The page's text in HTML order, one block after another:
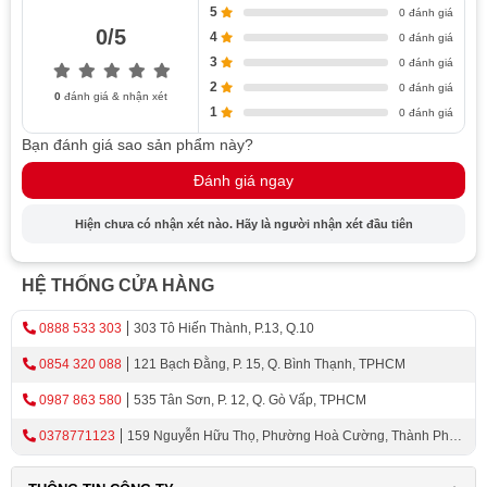
Với khả năng lưu trữ lên đến 100 vân tay, 100 thẻ từ, và
10 mã số, khóa cung cấp sự linh hoạt cho việc quản lý
người dùng.
Tính Năng Nổi Bật
Khóa được cài đặt các tính năng bảo mật và thông minh
để đảm bảo an ninh cho căn biệt thự của bạn. Với chức
năng vô hiệu hóa thẻ bị mất, bạn có thể ngăn chặn việc
cung cấp chức năng cập nhật thông tin, giúp bạn luôn
cập nhật và quản lý thông tin người dùng một cách dễ
dàng và linh hoạt.
từ 40mm đến 90mm và đố cửa lớn hơn 100mm, đảm bảo
0/5
0đánh giá & nhận xét
5 0 đánh giá
4 0 đánh giá
3 0 đánh giá
2 0 đánh giá
1 0 đánh giá
Bạn đánh giá sao sản phẩm này?
Đánh giá ngay
Hiện chưa có nhận xét nào. Hãy là người nhận xét đầu tiên
HỆ THỐNG CỬA HÀNG
0888 533 303 303 Tô Hiến Thành, P.13, Q.10
0854 320 088 121 Bạch Đằng, P. 15, Q. Bình Thạnh, TPHCM
0987 863 580 535 Tân Sơn, P. 12, Q. Gò Vấp, TPHCM
0378771123
159 Nguyễn Hữu Thọ, Phường Hoà Cường, Thành Phố